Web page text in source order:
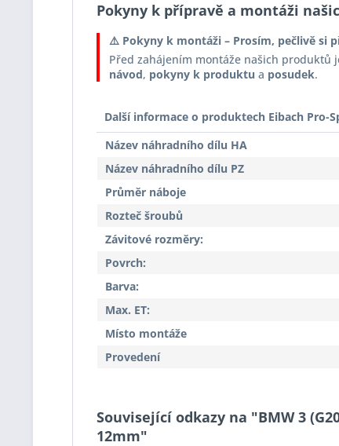
Pokyny k přípravě a montáži
⚠️ Pokyny k montáži – Prosím, pečlivě si
Před zahájením montáže našich produktů
návod, pokyny k produktu a posudek.
Další informace o produktech Eibach Pro-
Název náhradního dílu HA
Název náhradního dílu PZ
Průměr náboje
Rozteč šroubů
Závitové rozměry:
Povrch:
Barva:
Max. ET:
Místo montáže
Provedení
Související odkazy na "BMW 3
12mm"